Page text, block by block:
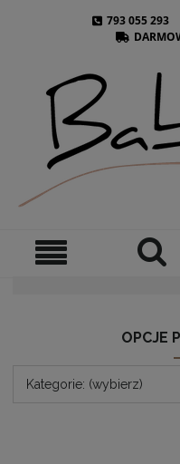
793 055 293
OPCJE
Kategorie: (wybierz)